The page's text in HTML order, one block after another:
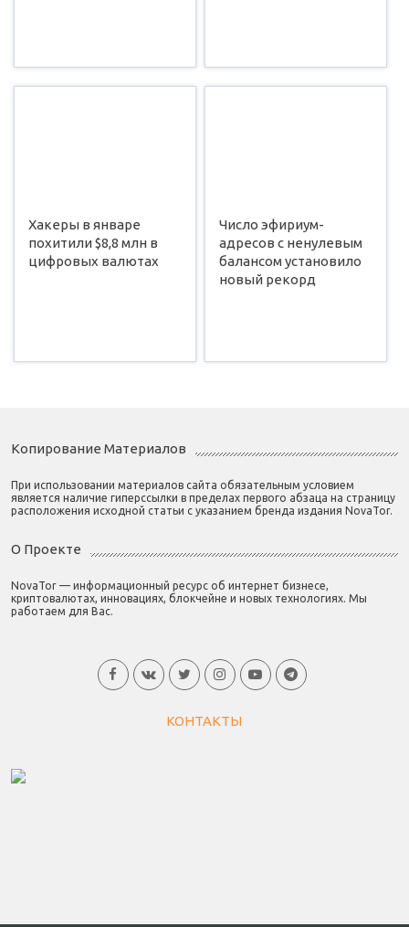
Хакеры в январе
похитили $8,8 млн в
цифровых валютах
Число эфириум-
адресов с ненулевым
балансом установило
новый рекорд
Копирование Материалов
При использовании материалов сайта обязательным условием
является наличие гиперссылки в пределах первого абзаца на страницу
расположения исходной статьи с указанием бренда издания NovaTor.
О Проекте
NovaTor — информационный ресурс об интернет бизнесе,
криптовалютах, инновациях, блокчейне и новых технологиях. Мы
работаем для Вас.
КОНТАКТЫ